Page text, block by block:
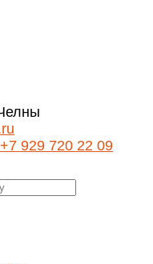
+7 929 720 22 09